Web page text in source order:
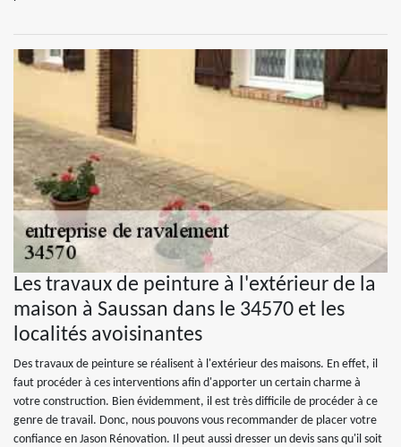
Les travaux de peinture à l'extérieur de la
maison à Saussan dans le 34570 et les
localités avoisinantes
Des travaux de peinture se réalisent à l'extérieur des maisons. En effet, il
faut procéder à ces interventions afin d'apporter un certain charme à
votre construction. Bien évidemment, il est très difficile de procéder à ce
genre de travail. Donc, nous pouvons vous recommander de placer votre
confiance en Jason Rénovation. Il peut aussi dresser un devis sans qu'il soit